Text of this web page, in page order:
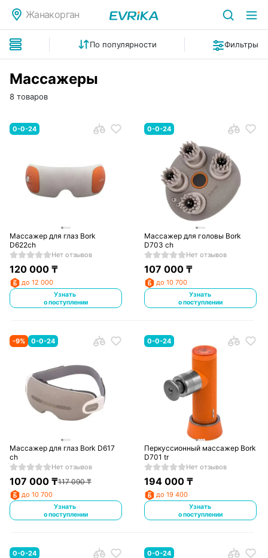
Жанакорган
По популярности Фильтры
Массажеры
8 товаров
0-0-24
Массажер для глаз Bork
D622ch
Нет отзывов
120 000₸
до 12 000
Узнать
о поступлении
0-0-24
Массажер для головы Bork
D703 ch
Нет отзывов
107 000 ₸
до 10 700
Узнать
о поступлении
-9% 0-0-24
Массажер для глаз Bork D617
ch
Нет отзывов
107 000₸117 090₸
до 10 700
Узнать
о поступлении
0-0-24
Перкуссионный массажер Bork
D701 tr
Нет отзывов
194 000 ₸
до 19 400
Узнать
о поступлении
0-0-24 0-0-24